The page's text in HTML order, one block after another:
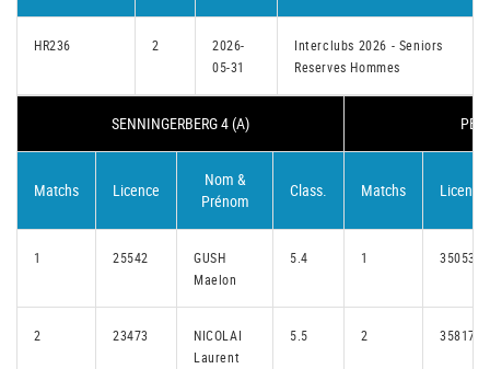
HR236 2
2026-
05-31
Interclubs 2026 - Seniors
Reserves Hommes
SENNINGERBERG 4 (A)
Matchs Licence
Nom &
Prénom
Class. Matchs Licence
1 25542
GUSH
Maelon
5.4 1 35053
2 23473
NICOLAI
Laurent
5.5 2 35817